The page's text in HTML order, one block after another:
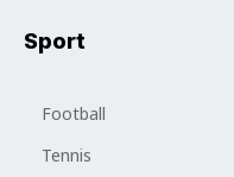
Sport
Football
Tennis